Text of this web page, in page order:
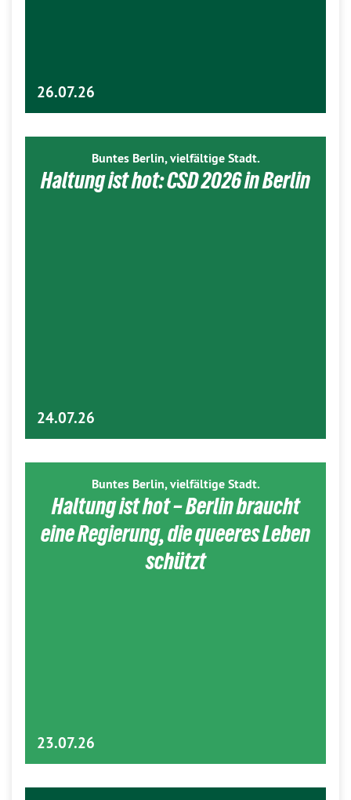
26.07.26
Buntes Berlin, vielfältige Stadt.
Haltung ist hot: CSD 2026 in Berlin
24.07.26
Buntes Berlin, vielfältige Stadt.
Haltung ist hot – Berlin braucht
eine Regierung, die queeres Leben
schützt
23.07.26